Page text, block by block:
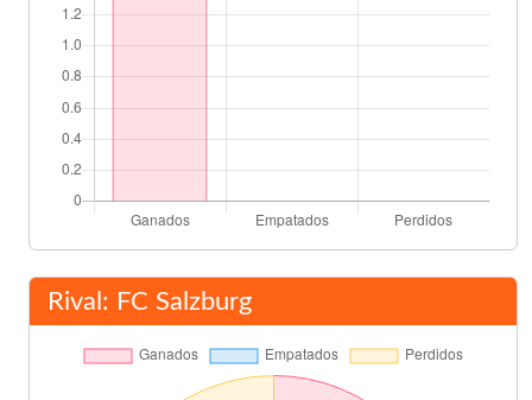
Pamminger
Jocelyn Angloma
85'
Final del partido 90'
Rival: FC Salzburg